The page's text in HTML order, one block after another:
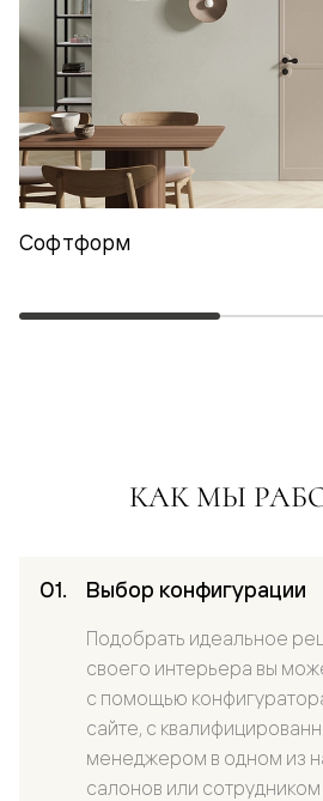
Софтформ
КАК МЫ
Выбор конфигурации
Подобрать идеальное
своего интерьера вы
с помощью
сайте, с
менеджером в одном из
салонов или